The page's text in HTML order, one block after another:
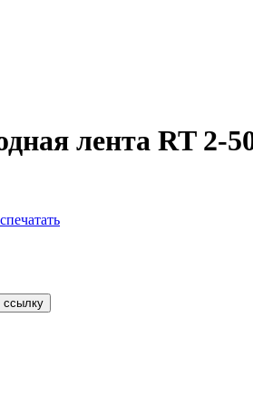
лента RT 2-
ссылку